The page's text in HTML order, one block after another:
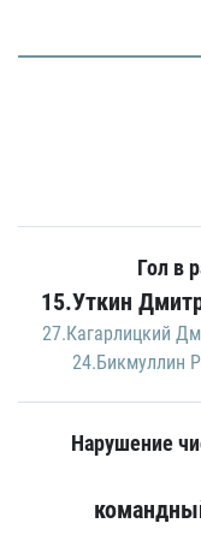
Гол в
15.Уткин
27.Кагарлицкий
24.Бикмуллин
Нарушение